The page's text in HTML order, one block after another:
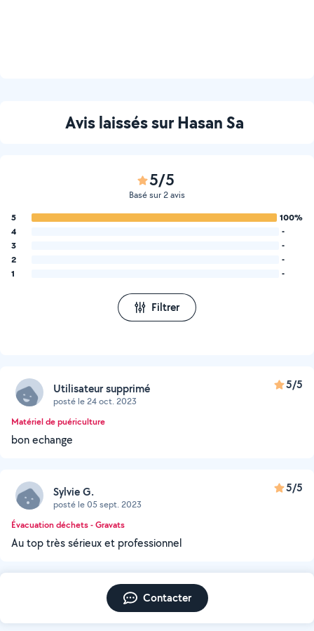
Avis laissés sur Hasan Sa
5/5
Basé sur 2 avis
5
100%
4
-
3
-
2
-
1
-
Filtrer
Utilisateur supprimé
posté le 24 oct. 2023
5/5
Matériel de puériculture
bon echange
Sylvie G.
posté le 05 sept. 2023
5/5
Évacuation déchets - Gravats
Au top très sérieux et professionnel
Contacter